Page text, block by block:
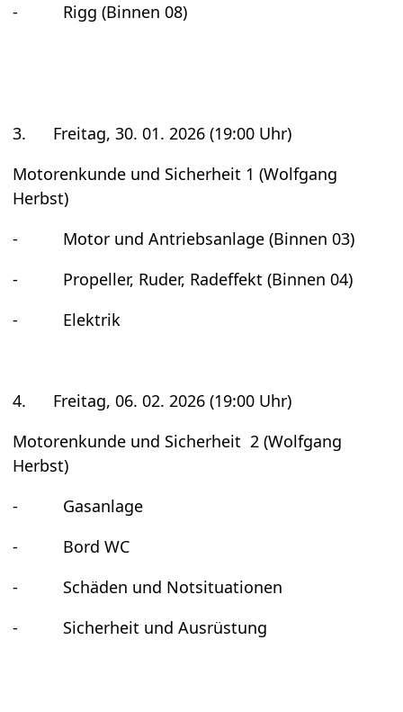
- Rigg (Bin­nen 08)
3. Frei­tag, 30. 01. 2026 (19:00 Uhr)
Moto­ren­kunde und Sicher­heit 1 (Wolf­gang
Herbst)
- Motor und Antriebs­an­lage (Bin­nen 03)
- Pro­pel­ler, Ruder, Rad­ef­fekt (Bin­nen 04)
- Elek­trik
4. Frei­tag, 06. 02. 2026 (19:00 Uhr)
Moto­ren­kunde und Sicher­heit 2 (Wolf­gang
Herbst)
- Gas­an­lage
- Bord WC
- Schä­den und Not­si­tua­tio­nen
- Sicher­heit und Aus­rüs­tung